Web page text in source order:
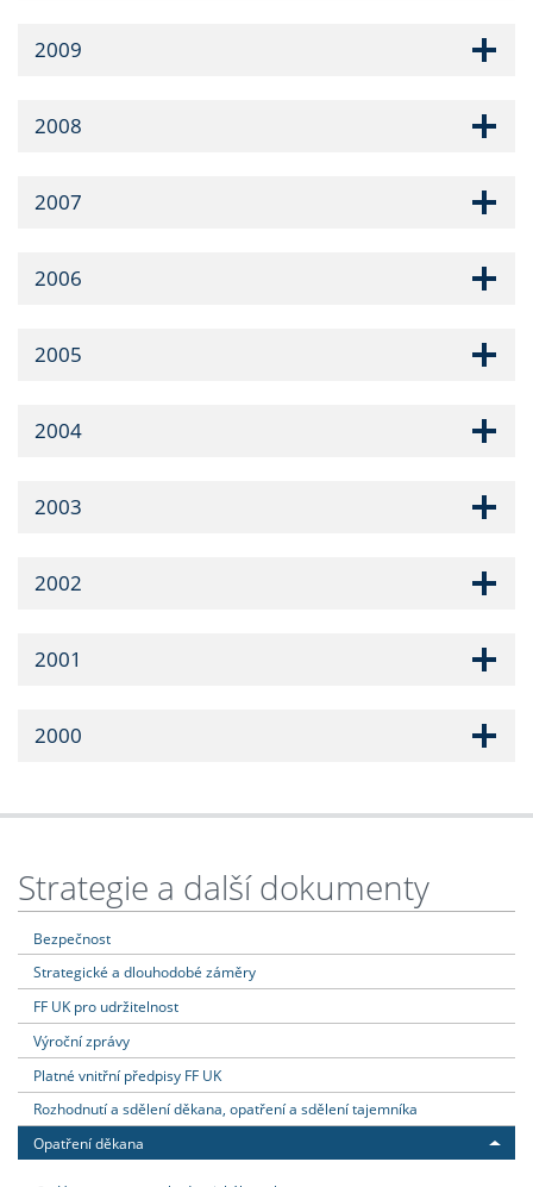
2009
2008
2007
2006
2005
2004
2003
2002
2001
2000
Strategie a další dokumenty
Bezpečnost
Strategické a dlouhodobé záměry
FF UK pro udržitelnost
Výroční zprávy
Platné vnitřní předpisy FF UK
Rozhodnutí a sdělení děkana, opatření a sdělení tajemníka
Opatření děkana